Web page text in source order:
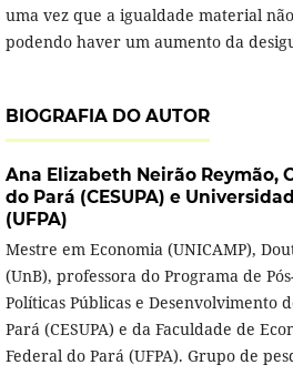
uma vez que a igualdade material
podendo haver um aumento da
BIOGRAFIA DO AUTOR
Ana Elizabeth Neirão Reymão,
do Pará (CESUPA) e
(UFPA)
Mestre em Economia (UNICAMP),
(UnB), professora do Programa de
Políticas Públicas e Desenvolvimento
Pará (CESUPA) e da Faculdade de
Federal do Pará (UFPA). Grupo de